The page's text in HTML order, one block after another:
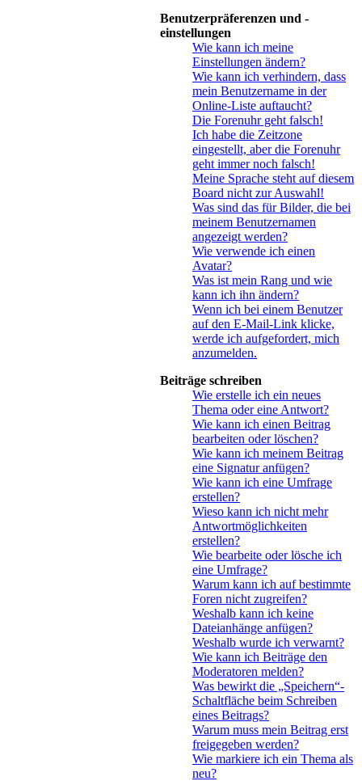
Benutzerpräferenzen und -
einstellungen
Wie kann ich meine
Einstellungen ändern?
Wie kann ich verhindern, dass
mein Benutzername in der
Online-Liste auftaucht?
Die Forenuhr geht falsch!
Ich habe die Zeitzone
eingestellt, aber die Forenuhr
geht immer noch falsch!
Meine Sprache steht auf diesem
Board nicht zur Auswahl!
Was sind das für Bilder, die bei
meinem Benutzernamen
angezeigt werden?
Wie verwende ich einen
Avatar?
Was ist mein Rang und wie
kann ich ihn ändern?
Wenn ich bei einem Benutzer
auf den E-Mail-Link klicke,
werde ich aufgefordert, mich
anzumelden.
Beiträge schreiben
Wie erstelle ich ein neues
Thema oder eine Antwort?
Wie kann ich einen Beitrag
bearbeiten oder löschen?
Wie kann ich meinem Beitrag
eine Signatur anfügen?
Wie kann ich eine Umfrage
erstellen?
Wieso kann ich nicht mehr
Antwortmöglichkeiten
erstellen?
Wie bearbeite oder lösche ich
eine Umfrage?
Warum kann ich auf bestimmte
Foren nicht zugreifen?
Weshalb kann ich keine
Dateianhänge anfügen?
Weshalb wurde ich verwarnt?
Wie kann ich Beiträge den
Moderatoren melden?
Was bewirkt die „Speichern“-
Schaltfläche beim Schreiben
eines Beitrags?
Warum muss mein Beitrag erst
freigegeben werden?
Wie markiere ich ein Thema als
neu?